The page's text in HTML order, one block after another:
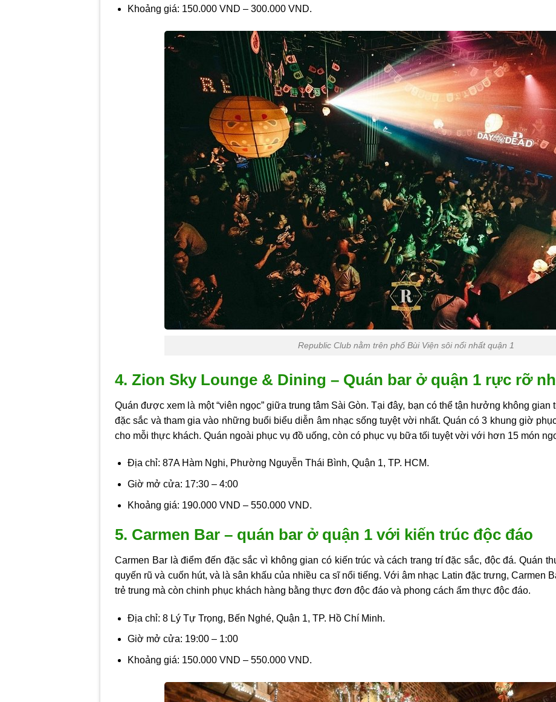
Khoảng giá: 150.000 VND – 300.000 VND.
Republic Club nằm trên phố Bùi Viện sôi nổi nhất quận 1
4. Zion Sky Lounge & Dining – Quán bar ở quận 1 rực rỡ
Quán được xem là một “viên ngọc” giữa trung tâm Sài Gòn. Tại đây, bạn có thể tận hưởng không
đặc sắc và tham gia vào những buổi biểu diễn âm nhạc sống tuyệt vời nhất. Quán có 3 khung giờ
cho mỗi thực khách. Quán ngoài phục vụ đồ uống, còn có phục vụ bữa tối tuyệt vời với hơn 15 món
Địa chỉ: 87A Hàm Nghi, Phường Nguyễn Thái Bình, Quận 1, TP. HCM.
Giờ mở cửa: 17:30 – 4:00
Khoảng giá: 190.000 VND – 550.000 VND.
5. Carmen Bar – quán bar ở quận 1 với kiến trúc độc đáo
Carmen Bar là điểm đến đặc sắc vì không gian có kiến trúc và cách trang trí đặc sắc, độc đá. Quán
quyến rũ và cuốn hút, và là sân khấu của nhiều ca sĩ nổi tiếng. Với âm nhạc Latin đặc trưng, Carmen
trẻ trung mà còn chinh phục khách hàng bằng thực đơn độc đáo và phong cách ẩm thực độc đáo.
Địa chỉ: 8 Lý Tự Trọng, Bến Nghé, Quận 1, TP. Hồ Chí Minh.
Giờ mở cửa: 19:00 – 1:00
Khoảng giá: 150.000 VND – 550.000 VND.